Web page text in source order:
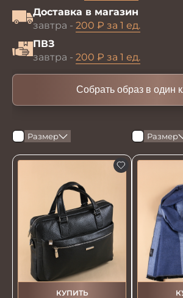
Доставка в магазин
завтра - 200 ₽ за 1 ед.
ПВЗ
завтра - 200 ₽ за 1 ед.
Собрать образ в один
Размер
КУПИТЬ
Размер